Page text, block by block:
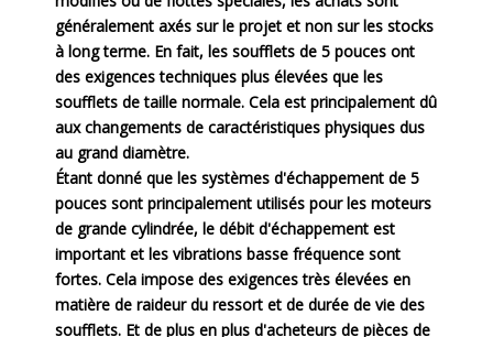
généralement axés sur le projet et non sur les stocks
à long terme. En fait, les soufflets de 5 pouces ont
des exigences techniques plus élevées que les
soufflets de taille normale. Cela est principalement dû
aux changements de caractéristiques physiques dus
au grand diamètre.
Étant donné que les systèmes d'échappement de 5
pouces sont principalement utilisés pour les moteurs
de grande cylindrée, le débit d'échappement est
important et les vibrations basse fréquence sont
fortes. Cela impose des exigences très élevées en
matière de raideur du ressort et de durée de vie des
soufflets. Et de plus en plus d'acheteurs de pièces de